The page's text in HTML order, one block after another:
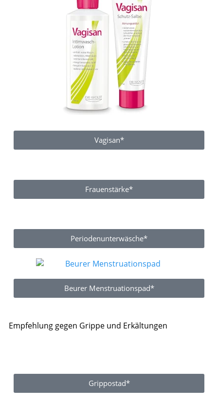
Vagisan*
Frauenstärke*
Periodenunterwäsche*
Beurer Menstruationspad*
Empfehlung gegen Grippe und Erkältungen
Grippostad*